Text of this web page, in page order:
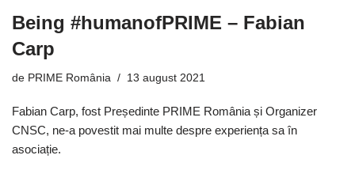
Being #humanofPRIME – Fabian
Carp
de PRIME România 13 august 2021
Fabian Carp, fost Președinte PRIME România și Organizer
CNSC, ne-a povestit mai multe despre experiența sa în
asociație.